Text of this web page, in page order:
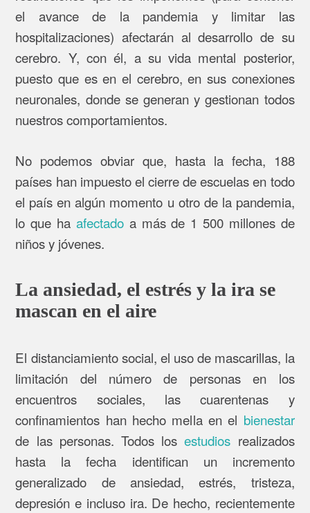
el avance de la pandemia y limitar las
hospitalizaciones) afectarán al desarrollo de su
cerebro. Y, con él, a su vida mental posterior,
puesto que es en el cerebro, en sus conexiones
neuronales, donde se generan y gestionan todos
nuestros comportamientos.
No podemos obviar que, hasta la fecha, 188
países han impuesto el cierre de escuelas en todo
el país en algún momento u otro de la pandemia,
lo que ha afectadoa más de 1 500 millones de
niños y jóvenes.
La ansiedad, el estrés y la ira se
mascan en el aire
El distanciamiento social, el uso de mascarillas, la
limitación del número de personas en los
encuentros sociales, las cuarentenas y
confinamientos han hecho mella en el bienestar
de las personas. Todos losestudios realizados
hasta la fecha identifican un incremento
generalizado de ansiedad, estrés, tristeza,
depresión e incluso ira. De hecho, recientemente